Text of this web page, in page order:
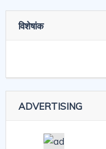
विशेषांक
ADVERTISING